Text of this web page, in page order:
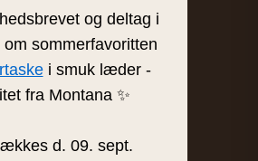
og deltag i
sommerfavoritten
i smuk læder -
fra Montana ✨
d. 09. sept.